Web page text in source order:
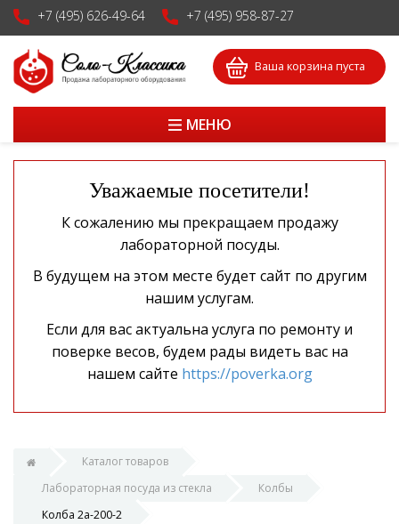
+7 (495) 626-49-64 +7 (495) 958-87-27
Ваша корзина пуста
МЕНЮ
Уважаемые посетители!
К сожалению мы прекращаем продажу
лабораторной посуды.
В будущем на этом месте будет сайт по другим
нашим услугам.
Если для вас актуальна услуга по ремонту и
поверке весов, будем рады видеть вас на
нашем сайте https://poverka.org
Каталог товаров
Лабораторная посуда из стекла
Колбы
Колба 2а-200-2